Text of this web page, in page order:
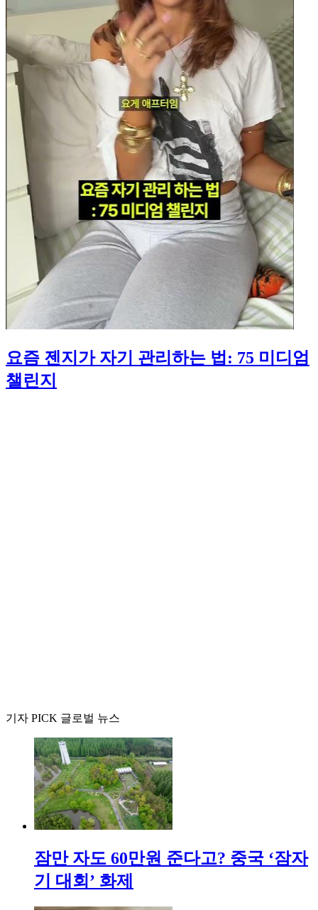
요즘 젠지가 자기 관리하는 법: 75 미디엄
챌린지
기자 PICK 글로벌 뉴스
잠만 자도 60만원 준다고? 중국 ‘잠자
기 대회’ 화제